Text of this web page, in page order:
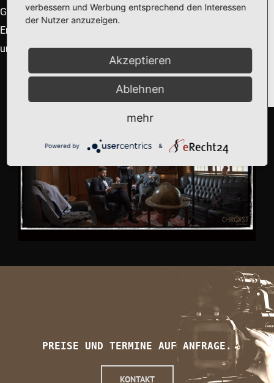
Gleichzeitig wird das Fotoshooting selbst zu einem
Erlebnis – ein besonderer Tag, den Sie bewusst genießen
und als positives Ereignis in Erinnerung behalten werden.
PREISE UND TERMINE AUF ANFRAGE.
KONTAKT
verbessern und Werbung entsprechend den Interessen
der Nutzer anzuzeigen.
Akzeptieren
Ablehnen
mehr
Powered by &